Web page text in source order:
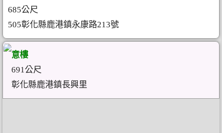
685公尺
505彰化縣鹿港鎮永康路213號
意樓
691公尺
彰化縣鹿港鎮長興里